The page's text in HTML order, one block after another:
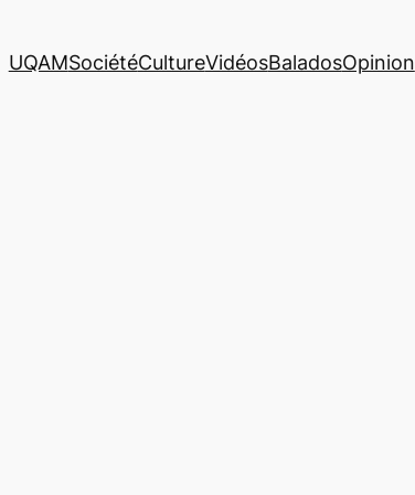
UQAMSociétéCultureVidéosBaladosOpinion